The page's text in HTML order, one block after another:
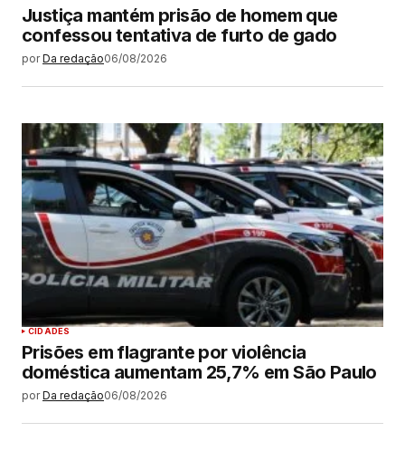
Justiça mantém prisão de homem que
confessou tentativa de furto de gado
por Da redação06/08/2026
CIDADES
Prisões em flagrante por violência
doméstica aumentam 25,7% em São Paulo
por Da redação06/08/2026